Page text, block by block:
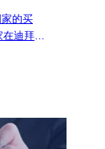
的买
迪拜房